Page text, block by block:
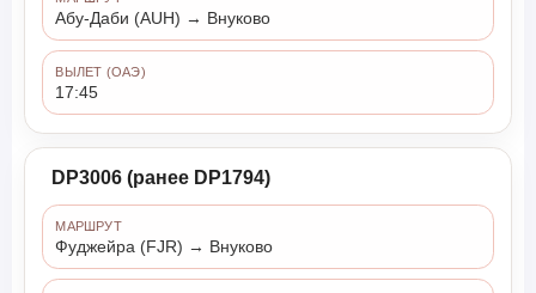
Абу-Даби (AUH) → Внуково
ВЫЛЕТ (ОАЭ)
17:45
DP3006 (ранее DP1794)
МАРШРУТ
Фуджейра (FJR) → Внуково